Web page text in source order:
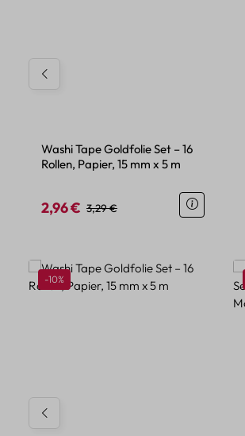
Washi Tape Goldfolie Set – 16
Rollen, Papier, 15 mm x 5 m
Verkaufspreis:
2,96 € Regulärer Preis:
3,29 €
Produktgalerie überspringen
Rabatt
-10%